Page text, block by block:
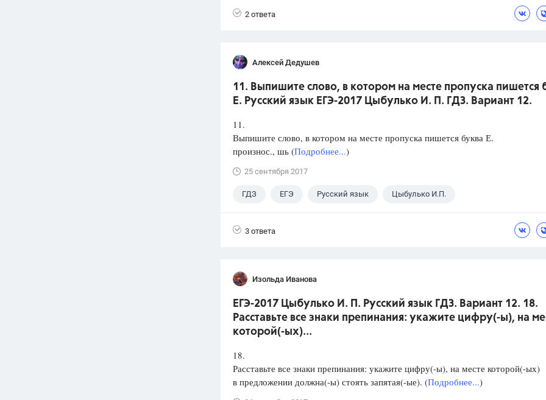
2 ответа
Алексей Дедушев
11. Выпишите слово, в котором на месте пропуска пишется
Е. Русский язык ЕГЭ-2017 Цыбулько И. П. ГДЗ. Вариант 12.
11.
Выпишите слово, в котором на месте пропуска пишется буква Е.
произнос., шь (Подробнее...)
25 сентября 2017
ГДЗ ЕГЭ Русский язык Цыбулько И.П.
3 ответа
Изольда Иванова
ЕГЭ-2017 Цыбулько И. П. Русский язык ГДЗ. Вариант 12. 18.
Расставьте все знаки препинания: укажите цифру(-ы), на
которой(-ых)...
18.
Расставьте все знаки препинания: укажите цифру(-ы), на месте которой(-ых)
в предложении должна(-ы) стоять запятая(-ые). (Подробнее...)